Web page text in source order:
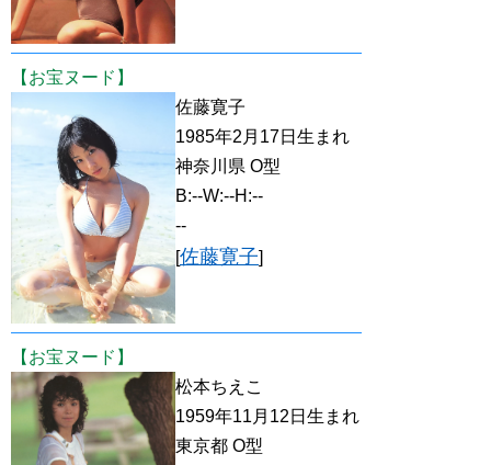
【お宝ヌード】
佐藤寛子
1985年2月17日生まれ
神奈川県 O型
B:--W:--H:--
--
[佐藤寛子]
【お宝ヌード】
松本ちえこ
1959年11月12日生まれ
東京都 O型